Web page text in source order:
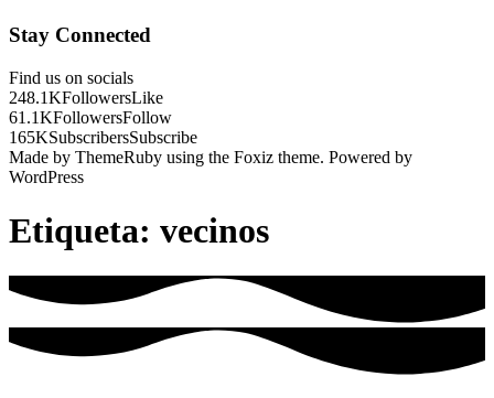
Stay Connected
Find us on socials
248.1KFollowersLike
61.1KFollowersFollow
165KSubscribersSubscribe
Made by ThemeRuby using the Foxiz theme. Powered by
WordPress
Etiqueta: vecinos